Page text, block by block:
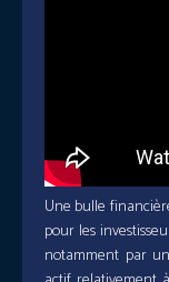
Une bulle
pour les
notamment par